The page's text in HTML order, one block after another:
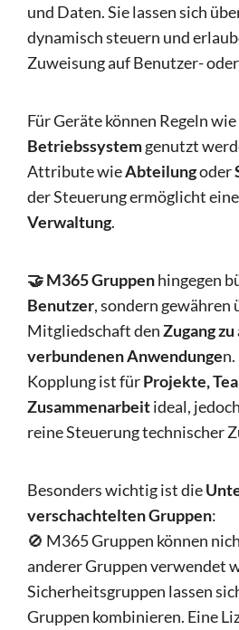
und Daten. Sie lassen sich
dynamisch steuern und
Zuweisung auf Benutzer-
Für Geräte können Regeln wie
Betriebssystemgenutzt
Attribute wieAbteilungoder
der Steuerung ermöglicht eine
Verwaltung.
🤝 M365 Gruppenhingegen
Benutzer, sondern gewähren
Mitgliedschaft denZugang
verbundenen Anwendunge
Kopplung ist fürProjekte,
Zusammenarbeitideal,
reine Steuerung technischer
Besonders wichtig ist die
verschachtelten Gruppen:
🚫 M365 Gruppen können
anderer Gruppen verwendet
Sicherheitsgruppen lassen
Gruppen kombinieren. Eine